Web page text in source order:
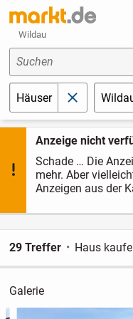
Wildau
Anzeige nicht
Schade … Die
mehr. Aber
Anzeigen aus der
Suchen
Häuser schließen
29 Treffer Haus
Galerie